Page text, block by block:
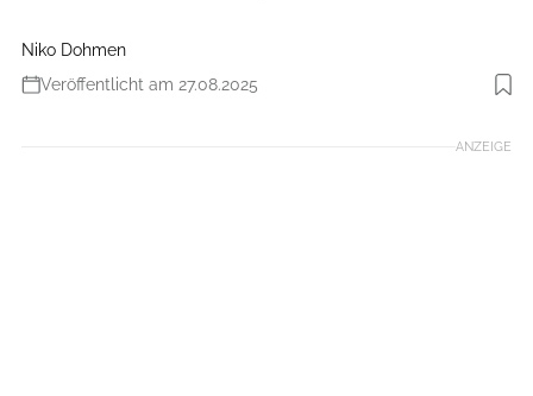
Niko Dohmen
Veröffentlicht am 27.08.2025
Foto: Imago images/Kickner
ANZEIGE